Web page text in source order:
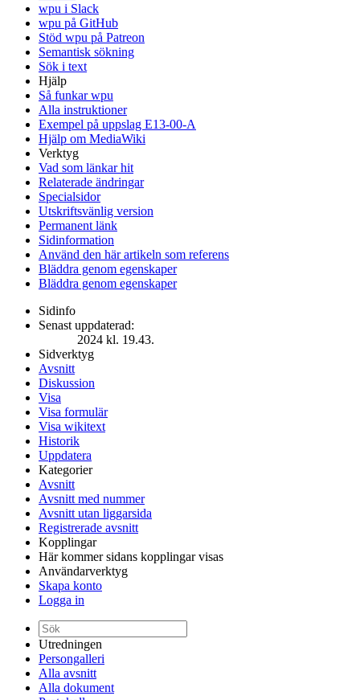
wpu i Slack
wpu på GitHub
Stöd wpu på Patreon
Semantisk sökning
Sök i text
Hjälp
Så funkar wpu
Alla instruktioner
Exempel på uppslag E13-00-A
Hjälp om MediaWiki
Verktyg
Vad som länkar hit
Relaterade ändringar
Specialsidor
Utskriftsvänlig version
Permanent länk
Sidinformation
Använd den här artikeln som referens
Bläddra genom egenskaper
Bläddra genom egenskaper
Sidinfo
Senast uppdaterad:
2024 kl. 19.43.
Sidverktyg
Avsnitt
Diskussion
Visa
Visa formulär
Visa wikitext
Historik
Uppdatera
Kategorier
Avsnitt
Avsnitt med nummer
Avsnitt utan liggarsida
Registrerade avsnitt
Kopplingar
Här kommer sidans kopplingar visas
Användarverktyg
Skapa konto
Logga in
Utredningen
Persongalleri
Alla avsnitt
Alla dokument